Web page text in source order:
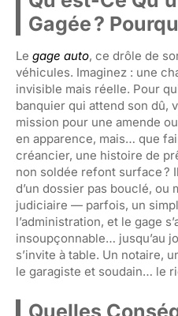
Gagée ?
Le gage auto, ce drôle de
véhicules. Imaginez : une
invisible mais réelle. Pour
banquier qui attend son dû,
mission pour une amende
en apparence, mais… que
créancier, une histoire de
non soldée refont surface ?
d’un dossier pas bouclé, ou
judiciaire — parfois, un
l’administration, et le gage
insoupçonnable… jusqu’au
s’invite à table. Un notaire,
le garagiste et soudain… le
Quelles